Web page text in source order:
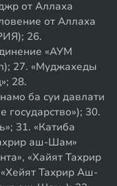
от Аллаха
от Аллаха
26.
«АУМ
27. «Муджахеды
28.
ба суи давлати
государство»); 30.
31. «Катиба
аш-Шам»
«Хайят Тахрир
Тахрир Аш-